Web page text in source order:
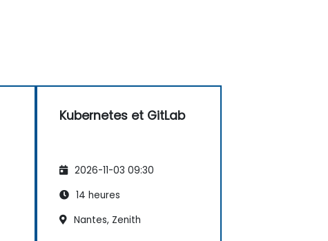
Kubernetes et GitLab
2026-11-03 09:30
14 heures
Nantes, Zenith